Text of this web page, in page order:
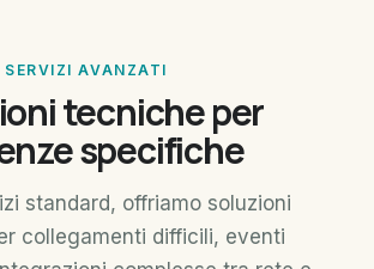
SERVIZI AVANZATI
tecniche per
specifiche
standard, offriamo soluzioni
collegamenti difficili, eventi